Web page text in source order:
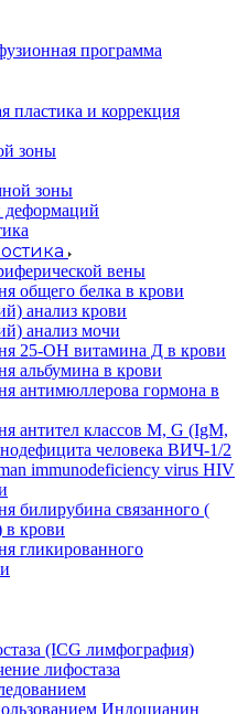
программа
пластика и коррекция
зоны
зоны
деформаций
вены
общего белка в крови
анализ крови
анализ мочи
25-OH витамина Д в крови
альбумина в крови
антимюллерова гормона в
антител классов M, G (IgM,
человека ВИЧ-1/2
immunodeficiency virus HIV
билирубина связанного (
в крови
гликированного
(ICG лимфография)
лифостаза
Индоцианин